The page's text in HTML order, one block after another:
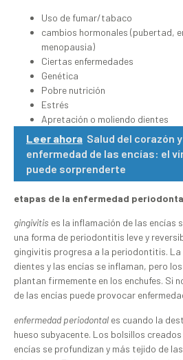
Uso de fumar/tabaco
cambios hormonales (pubertad,
menopausia)
Ciertas enfermedades
Genética
Pobre nutrición
Estrés
Apretación o moliendo dientes
Leer ahora Salud del corazón y
enfermedad de las encías: el
puede sorprenderte
etapas de la enfermedad
gingivitis es la inflamación de las encías
una forma de periodontitis leve y
gingivitis progresa a la periodontitis. La
dientes y las encías se inflaman, pero
plantan firmemente en los enchufes. Si
de las encías puede provocar
enfermedad periodontal es cuando la
hueso subyacente. Los bolsillos
encías se profundizan y más tejido de